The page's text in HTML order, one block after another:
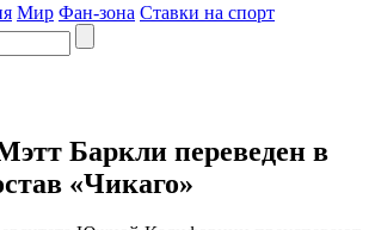
Мир Фан-зона Ставки на спорт
Баркли переведен в
«Чикаго»